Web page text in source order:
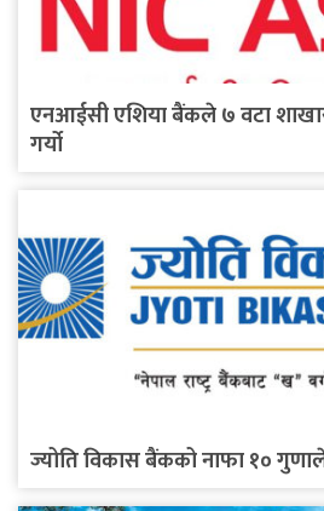
एनआईसी एशिया बैंकले ७ वटा
गर्यो
ज्योति विकास बैंकको नाफा १०